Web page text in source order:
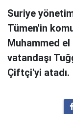
Suriye
Tümen'in
Muhammed
vatandaşı
Çiftçi'yi atadı.